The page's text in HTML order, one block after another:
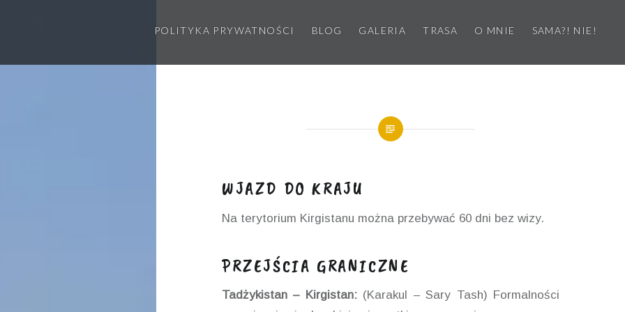
POLITYKA PRYWATNOŚCI BLOG GALERIA TRASA O MNIE SAMA?! NIE!
WJAZD DO KRAJU
Na terytorium Kirgistanu można przebywać 60 dni bez wizy.
PRZEJŚCIA GRANICZNE
Tadżykistan – Kirgistan:(Karakul – Sary Tash) Formalności